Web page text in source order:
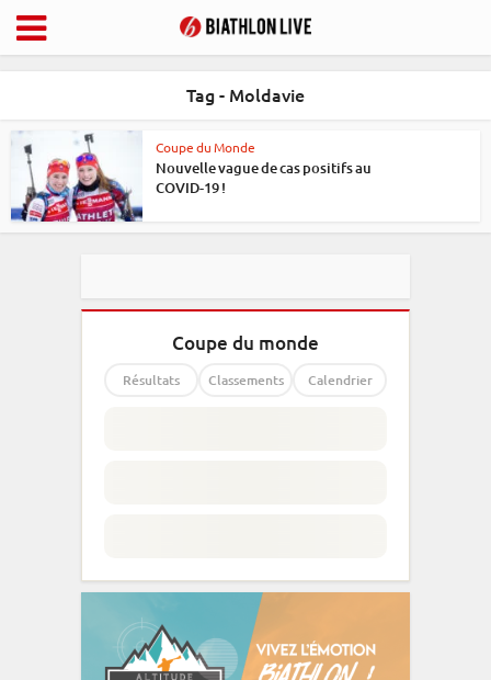
Tag - Moldavie
Coupe du Monde
Nouvelle vague de cas positifs au
COVID-19 !
Coupe du monde
Résultats Classements Calendrier